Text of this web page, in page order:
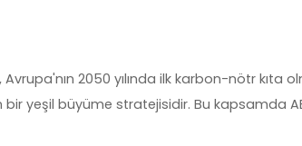
2050 yılında ilk karbon-nötr kıta
yeşil büyüme stratejisidir. Bu kapsamda